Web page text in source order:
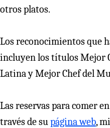
otros platos.
Los reconocimientos que
incluyen los títulos Mejor
Latina y Mejor Chef del
Las reservas para comer
través de supágina web,